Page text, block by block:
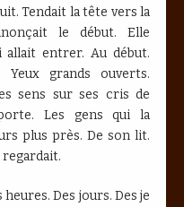
Tendait la tête vers la
le début. Elle
allait entrer. Au début.
Yeux grands ouverts.
sens sur ses cris de
Les gens qui la
plus près. De son lit.
regardait.
Des jours. Des je